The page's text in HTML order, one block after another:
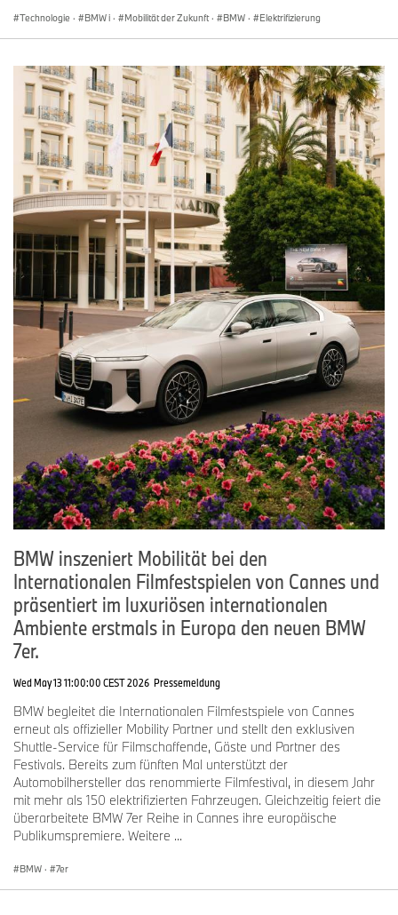
Technologie · BMW i · Mobilität der Zukunft · BMW · Elektrifizierung
BMW inszeniert Mobilität bei den
Internationalen Filmfestspielen von Cannes und
präsentiert im luxuriösen internationalen
Ambiente erstmals in Europa den neuen BMW
7er.
Wed May 13 11:00:00 CEST 2026 Pressemeldung
BMW begleitet die Internationalen Filmfestspiele von Cannes
erneut als offizieller Mobility Partner und stellt den exklusiven
Shuttle-Service für Filmschaffende, Gäste und Partner des
Festivals. Bereits zum fünften Mal unterstützt der
Automobilhersteller das renommierte Filmfestival, in diesem Jahr
mit mehr als 150 elektrifizierten Fahrzeugen. Gleichzeitig feiert die
überarbeitete BMW 7er Reihe in Cannes ihre europäische
Publikumspremiere. Weitere ...
BMW · 7er